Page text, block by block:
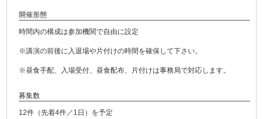
開催形態
時間内の構成は参加機関で自由に設定
※講演の前後に入退場や片付けの時間を確保して下さい。
※昼食手配、入場受付、昼食配布、片付けは事務局で対応します。
募集数
12件（先着4件／1日）を予定